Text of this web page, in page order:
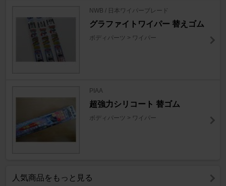
NWB / 日本ワイパーブレード
グラファイトワイパー 替えゴム
ボディパーツ > ワイパー
PIAA
超強力シリコート 替ゴム
ボディパーツ > ワイパー
人気商品をもっと見る